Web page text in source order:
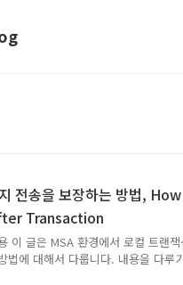
전송을 보장하는 방법,
Transaction
이 글은 MSA 환경에서 로컬 트랜
법에 대해서 다룹니다. 내용을 다루
microservices.io/patterns/